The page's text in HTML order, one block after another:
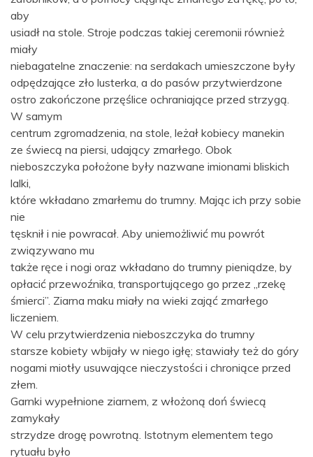
aby
usiadł na stole. Stroje podczas takiej ceremonii również
miały
niebagatelne znaczenie: na serdakach umieszczone były
odpędzające zło lusterka, a do pasów przytwierdzone
ostro zakończone przęślice ochraniające przed strzygą.
W samym
centrum zgromadzenia, na stole, leżał kobiecy manekin
ze świecą na piersi, udający zmarłego. Obok
nieboszczyka położone były nazwane imionami bliskich
lalki,
które wkładano zmarłemu do trumny. Mając ich przy sobie
nie
tęsknił i nie powracał. Aby uniemożliwić mu powrót
związywano mu
także ręce i nogi oraz wkładano do trumny pieniądze, by
opłacić przewoźnika, transportującego go przez „rzekę
śmierci”. Ziarna maku miały na wieki zająć zmarłego
liczeniem.
W celu przytwierdzenia nieboszczyka do trumny
starsze kobiety wbijały w niego igłę; stawiały też do góry
nogami miotły usuwające nieczystości i chroniące przed
złem.
Garnki wypełnione ziarnem, z włożoną doń świecą
zamykały
strzydze drogę powrotną. Istotnym elementem tego
rytuału było